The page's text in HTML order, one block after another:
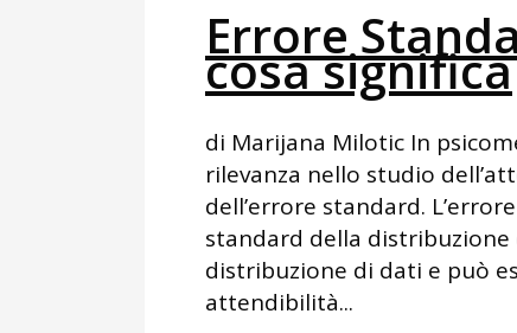
Errore
cosa significa
di Marijana Milotic In
rilevanza nello studio
dell’errore standard.
standard della distribuzione
distribuzione di dati e può
attendibilità...